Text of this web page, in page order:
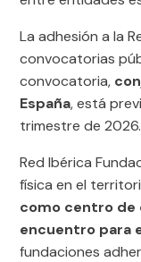
La adhesión a la
convocatorias
convocatoria,
España, está
trimestre de 2026.
Red Ibérica
física en el
como centro de
encuentro para
fundaciones